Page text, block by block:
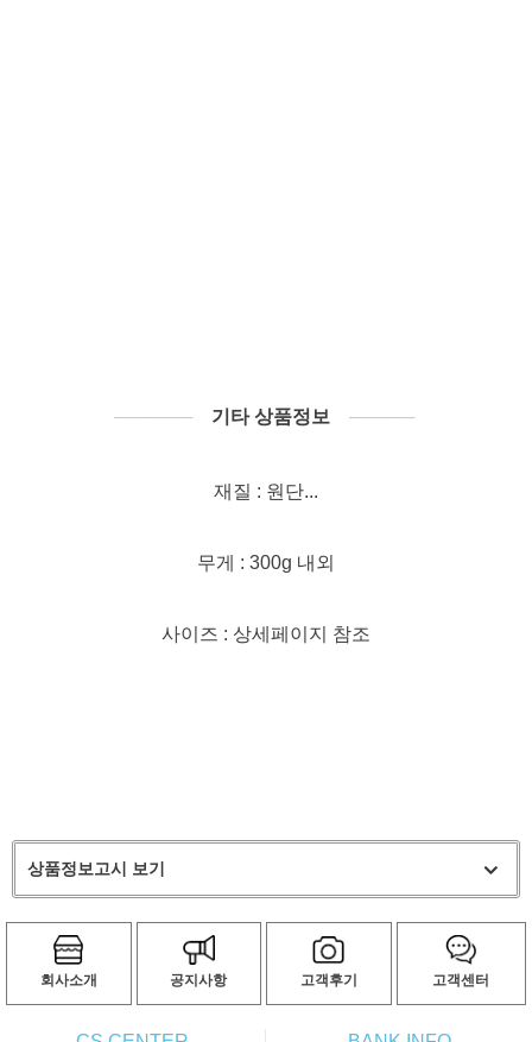
────── 기타 상품정보 ─────
재질 : 원단...
무게 : 300g 내외
사이즈 : 상세페이지 참조
상품정보고시 보기
회사소개 공지사항 고객후기 고객센터